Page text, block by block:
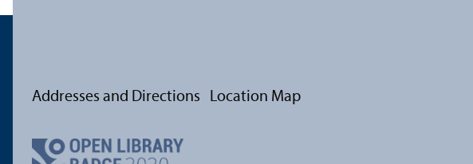
Addresses and Directions Location Map